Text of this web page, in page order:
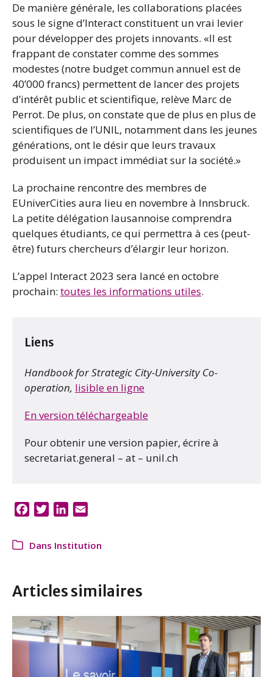
De manière générale, les collaborations placées
sous le signe d’Interact constituent un vrai levier
pour développer des projets innovants. «Il est
frappant de constater comme des sommes
modestes (notre budget commun annuel est de
40’000 francs) permettent de lancer des projets
d’intérêt public et scientifique, relève Marc de
Perrot. De plus, on constate que de plus en plus de
scientifiques de l’UNIL, notamment dans les jeunes
générations, ont le désir que leurs travaux
produisent un impact immédiat sur la société.»
La prochaine rencontre des membres de
EUniverCities aura lieu en novembre à Innsbruck.
La petite délégation lausannoise comprendra
quelques étudiants, ce qui permettra à ces (peut-
être) futurs chercheurs d’élargir leur horizon.
L’appel Interact 2023 sera lancé en octobre
prochain: toutes les informations utiles.
Liens
Handbook for Strategic City-University Co-
operation, lisible en ligne
En version téléchargeable
Pour obtenir une version papier, écrire à
secretariat.general – at – unil.ch
e
o
t
e
r
k
i
Dans Institution
Articles similaires